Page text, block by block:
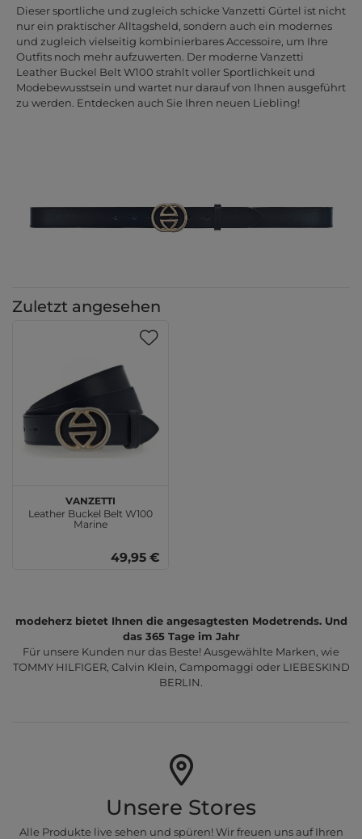
Dieser sportliche und zugleich schicke Vanzetti Gürtel ist nicht
nur ein praktischer Alltagsheld, sondern auch ein modernes
und zugleich vielseitig kombinierbares Accessoire, um Ihre
Outfits noch mehr aufzuwerten. Der moderne Vanzetti
Leather Buckel Belt W100 strahlt voller Sportlichkeit und
Modebewusstsein und wartet nur darauf von Ihnen ausgeführt
zu werden. Entdecken auch Sie Ihren neuen Liebling!
Zuletzt angesehen
Vanzetti
Leather Buckel Belt W100
Marine
49,95 €
modeherz bietet Ihnen die angesagtesten Modetrends. Und
das 365 Tage im Jahr
Für unsere Kunden nur das Beste! Ausgewählte Marken, wie
TOMMY HILFIGER, Calvin Klein, Campomaggi oder LIEBESKIND
BERLIN.
Unsere Stores
Alle Produkte live sehen und spüren! Wir freuen uns auf Ihren